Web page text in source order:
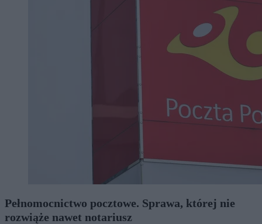
Pełnomocnictwo pocztowe. Sprawa, której nie
rozwiąże nawet notariusz